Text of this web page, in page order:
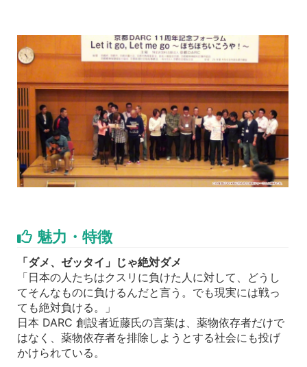
魅力・特徴
「ダメ、ゼッタイ」じゃ絶対ダメ
「日本の人たちはクスリに負けた人に対して、どうし
てそんなものに負けるんだと言う。でも現実には戦っ
ても絶対負ける。」
日本 DARC 創設者近藤氏の言葉は、薬物依存者だけで
はなく、薬物依存者を排除しようとする社会にも投げ
かけられている。